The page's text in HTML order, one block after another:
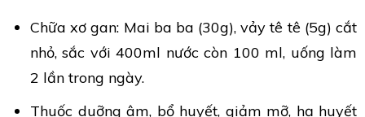
Chữa xơ gan: Mai ba ba (30g), vảy tê tê (5g) cắt
nhỏ, sắc với 400ml nước còn 100 ml, uống làm
2 lần trong ngày.
Thuốc duỡng âm, bổ huyết, giảm mỡ, hạ huyết